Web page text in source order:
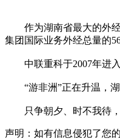
作为湖南省最大的外经
集团国际业务外经总量的
中联重科于2007年进入
“游非洲”正在升温，湖
只争朝夕、时不我待，
声明：如有信息侵犯了您